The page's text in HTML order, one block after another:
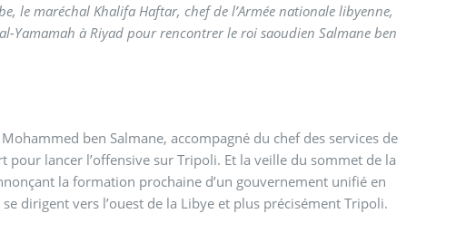
le maréchal Khalifa Haftar, chef de l’Armée nationale libyenne,
Yamamah à Riyad pour rencontrer le roi saoudien Salmane ben
ben Salmane, accompagné du chef des services de
renseignement saoudien, aurait donné à Khalifa Haftar le feu vert pour lancer l’offensive sur Tripoli. Et la veille du sommet de la
la formation prochaine d’un gouvernement unifié en
dirigent vers l’ouest de la Libye et plus précisément Tripoli.